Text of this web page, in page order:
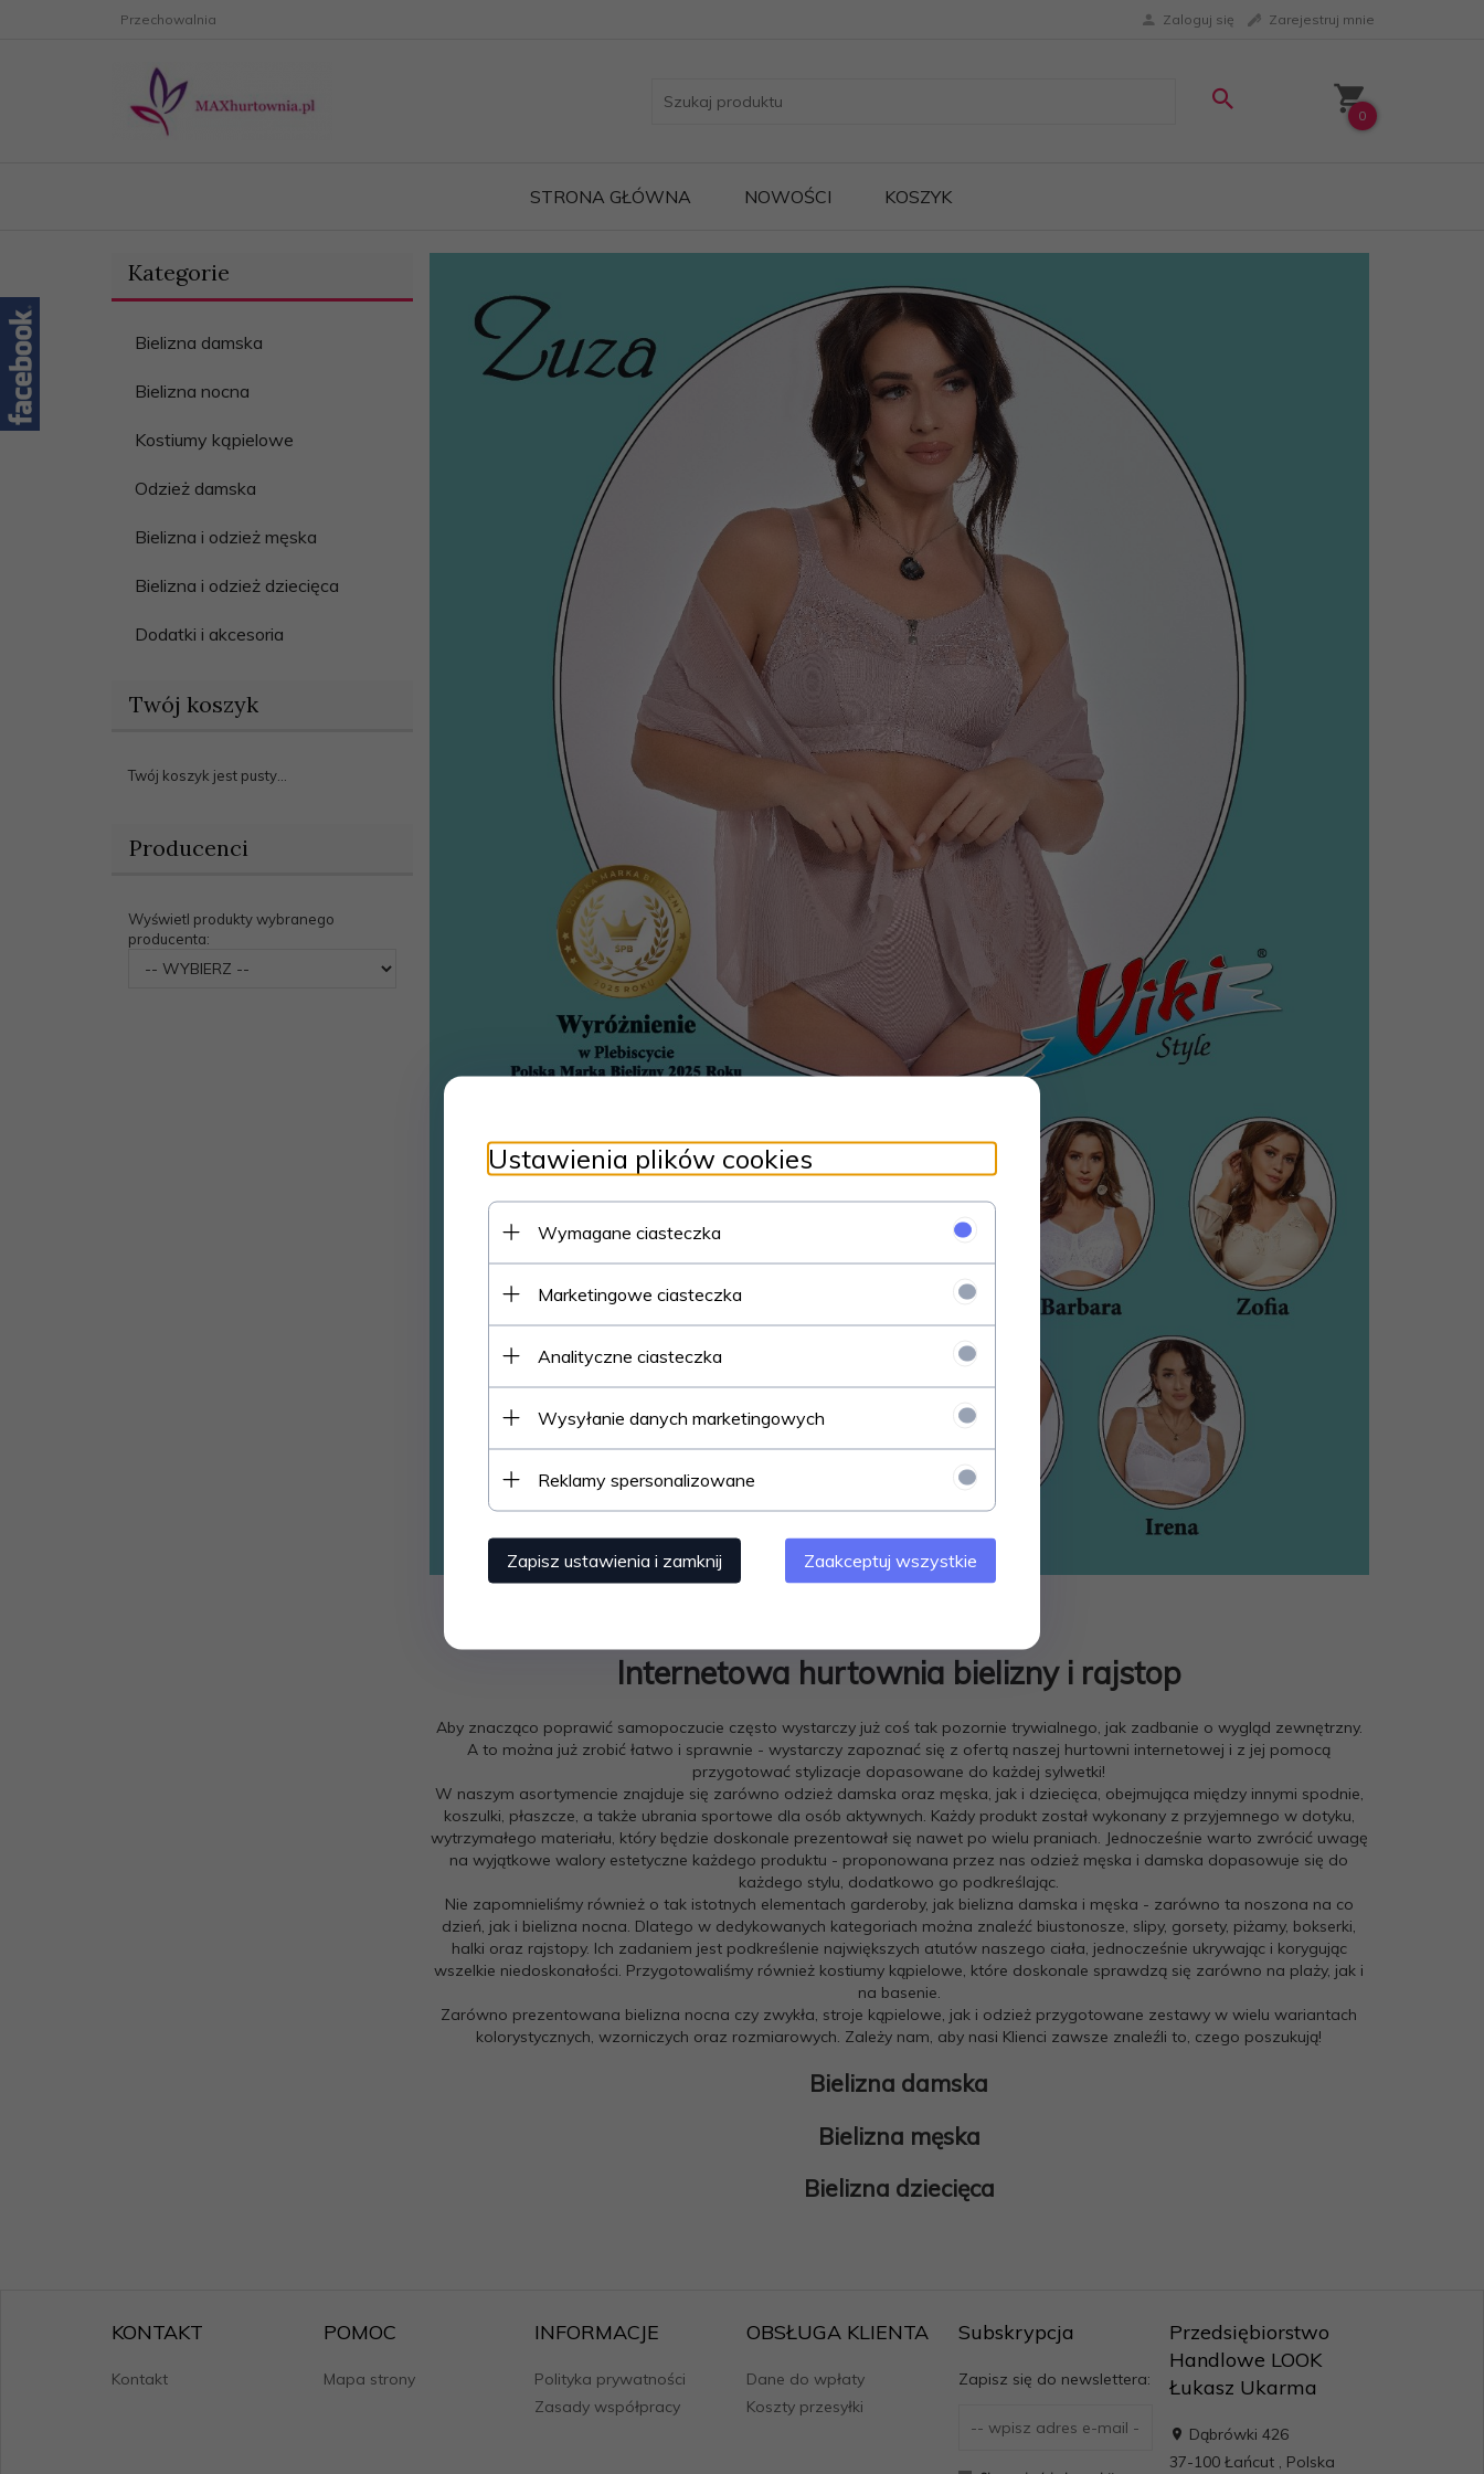
Przechowalnia Zaloguj się Zarejestruj mnie
0
STRONA GŁÓWNA NOWOŚCI KOSZYK
Kategorie
Bielizna damska
Bielizna nocna
Kostiumy kąpielowe
Odzież damska
Bielizna i odzież męska
Bielizna i odzież dziecięca
Dodatki i akcesoria
Twój koszyk
Twój koszyk jest pusty...
Producenci
Wyświetl produkty wybranego
producenta:
set_producers
Internetowa hurtownia bielizny i rajstop
Aby znacząco poprawić samopoczucie często wystarczy już coś tak pozornie trywialnego, jak zadbanie o wygląd zewnętrzny.
A to można już zrobić łatwo i sprawnie - wystarczy zapoznać się z ofertą naszej hurtowni internetowej i z jej pomocą
przygotować stylizacje dopasowane do każdej sylwetki!
W naszym asortymencie znajduje się zarówno odzież damska oraz męska, jak i dziecięca, obejmująca między innymi spodnie,
koszulki, płaszcze, a także ubrania sportowe dla osób aktywnych. Każdy produkt został wykonany z przyjemnego w dotyku,
wytrzymałego materiału, który będzie doskonale prezentował się nawet po wielu praniach. Jednocześnie warto zwrócić uwagę
na wyjątkowe walory estetyczne każdego produktu - proponowana przez nas odzież męska i damska dopasowuje się do
każdego stylu, dodatkowo go podkreślając.
Nie zapomnieliśmy również o tak istotnych elementach garderoby, jak bielizna damska i męska - zarówno ta noszona na co
dzień, jak i bielizna nocna. Dlatego w dedykowanych kategoriach można znaleźć biustonosze, slipy, gorsety, piżamy, bokserki,
halki oraz rajstopy. Ich zadaniem jest podkreślenie największych atutów naszego ciała, jednocześnie ukrywając i korygując
wszelkie niedoskonałości. Przygotowaliśmy również kostiumy kąpielowe, które doskonale sprawdzą się zarówno na plaży, jak i
na basenie.
Zarówno prezentowana bielizna nocna czy zwykła, stroje kąpielowe, jak i odzież przygotowane zestawy w wielu wariantach
kolorystycznych, wzorniczych oraz rozmiarowych. Zależy nam, aby nasi Klienci zawsze znaleźli to, czego poszukują!
Bielizna damska
Bielizna męska
Bielizna dziecięca
KONTAKT
Kontakt
POMOC
Mapa strony
INFORMACJE
Polityka prywatności
Zasady współpracy
OBSŁUGA KLIENTA
Dane do wpłaty
Koszty przesyłki
Subskrypcja
Zapisz się do newslettera:
Przedsiębiorstwo
Handlowe LOOK
Łukasz Ukarma
Dąbrówki 426
37-100 Łańcut , Polska
Ustawienia plików cookies
Wymagane ciasteczka
Marketingowe ciasteczka
Analityczne ciasteczka
Wysyłanie danych marketingowych
Reklamy spersonalizowane
Zapisz ustawienia i zamknij Zaakceptuj wszystkie